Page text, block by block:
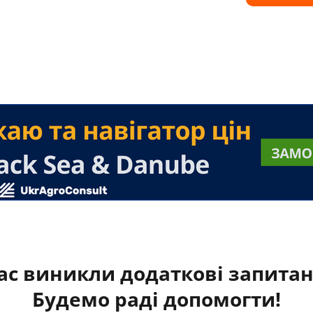
виникли додаткові
Будемо раді допомогти!